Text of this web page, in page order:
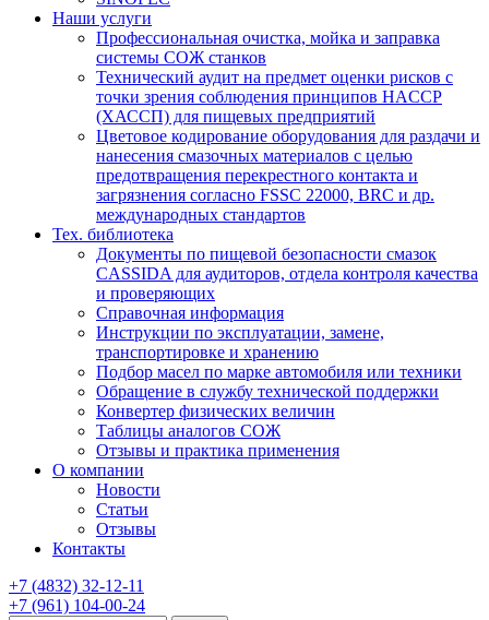
Наши услуги
Профессиональная очистка, мойка и заправка
системы СОЖ станков
Технический аудит на предмет оценки рисков с
точки зрения соблюдения принципов HACCP
(ХАССП) для пищевых предприятий
Цветовое кодирование оборудования для раздачи и
нанесения смазочных материалов с целью
предотвращения перекрестного контакта и
загрязнения согласно FSSC 22000, BRC и др.
международных стандартов
Тех. библиотека
Документы по пищевой безопасности смазок
CASSIDA для аудиторов, отдела контроля качества
и проверяющих
Справочная информация
Инструкции по эксплуатации, замене,
транспортировке и хранению
Подбор масел по марке автомобиля или техники
Обращение в службу технической поддержки
Конвертер физических величин
Таблицы аналогов СОЖ
Отзывы и практика применения
О компании
Новости
Статьи
Отзывы
Контакты
+7 (4832) 32-12-11
+7 (961) 104-00-24